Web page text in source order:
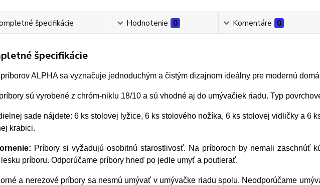
špecifikácie Hodnotenie 0 Komentáre 0
špecifikácie
ALPHA sa vyznačuje jednoduchým a čistýmdizajnom ideálny pre modernú
sú vyrobené z chróm-niklu 18/10 a sú vhodné aj do umývačiek riadu. Typ
sade nájdete: 6 ks stolovej lyžice, 6 ks stolového nožíka, 6 ks stolovej vidličky a 6
krabici.
Príbory si vyžadujú osobitnú starostlivosť. Na príboroch by nemali zaschnúť
príboru. Odporúčame príbory hneď po jedle umyť a poutierať.
a nerezové príbory sa nesmú umývať v umývačke riadu spolu. Neodporúčame